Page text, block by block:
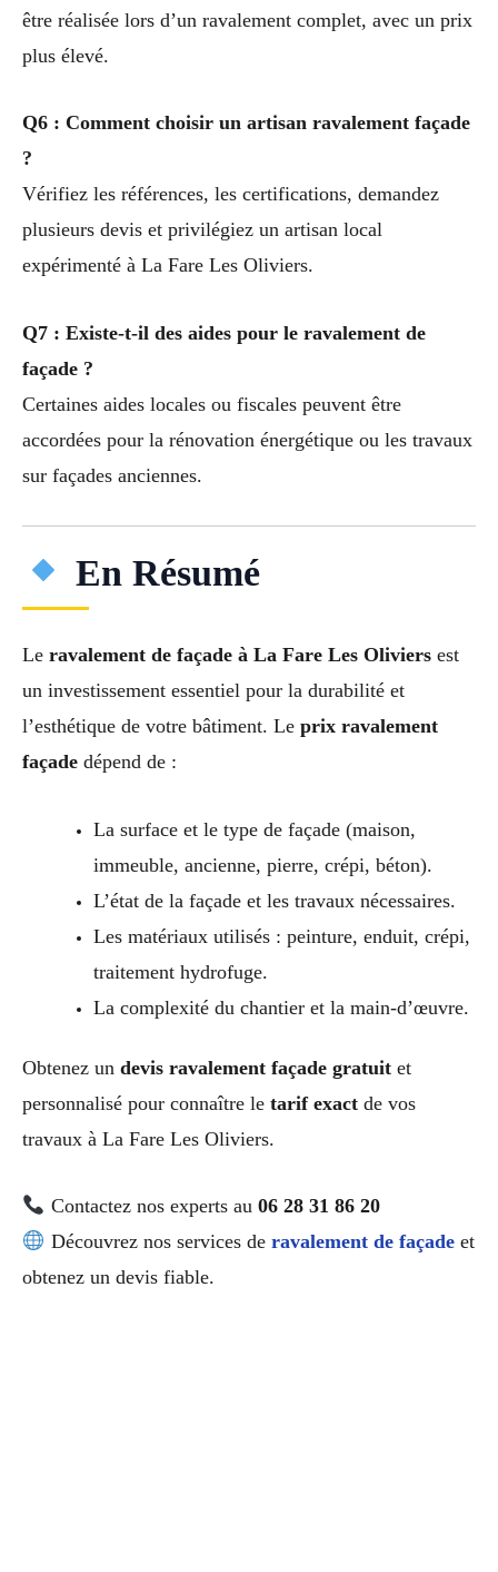
être réalisée lors d’un ravalement complet, avec un prix
plus élevé.
Q6 : Comment choisir un artisan ravalement façade
?
Vérifiez les références, les certifications, demandez
plusieurs devis et privilégiez un artisan local
expérimenté à La Fare Les Oliviers.
Q7 : Existe-t-il des aides pour le ravalement de
façade ?
Certaines aides locales ou fiscales peuvent être
accordées pour la rénovation énergétique ou les travaux
sur façades anciennes.
En Résumé
Le ravalement de façade à La Fare Les Oliviers est
un investissement essentiel pour la durabilité et
l’esthétique de votre bâtiment. Le prix ravalement
façade dépend de :
La surface et le type de façade (maison,
immeuble, ancienne, pierre, crépi, béton).
L’état de la façade et les travaux nécessaires.
Les matériaux utilisés : peinture, enduit, crépi,
traitement hydrofuge.
La complexité du chantier et la main-d’œuvre.
Obtenez un devis ravalement façade gratuit et
personnalisé pour connaître le tarif exact de vos
travaux à La Fare Les Oliviers.
Contactez nos experts au 06 28 31 86 20
Découvrez nos services de ravalement de façadeet
obtenez un devis fiable.